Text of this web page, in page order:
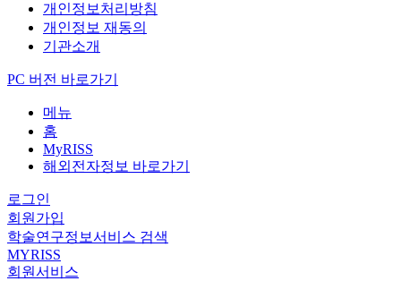
개인정보처리방침
개인정보 재동의
기관소개
PC 버전 바로가기
메뉴
홈
MyRISS
해외전자정보 바로가기
로그인
회원가입
학술연구정보서비스 검색
MYRISS
회원서비스